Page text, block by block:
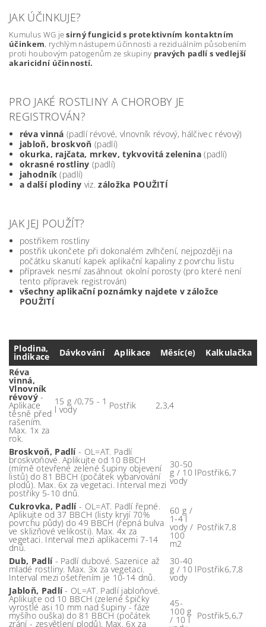
JAK ÚČINKUJE?
Kumulus WG jesirný fungicid s protektivním kontaktním
účinkem, rychlým nástupem účinnosti a reziduálním působením
proti houbovým patogenům ze skupiny pravých padlí s vedlejší
akaricidní účinností.
PRO JAKÉ ROSTLINY A CHOROBY JE
REGISTROVÁN?
réva vinná(padlí révové, vlnovník révový, hálčivec révový)
jabloň, broskvoň (padlí)
okurka, rajčata, mrkev, tykvovitá zelenina (padlí)
okrasné rostliny (padlí)
jahodník (padlí)
a další plodiny viz.záložka POUŽITÍ
JAK JEJ POUŽÍT?
postřikem rostliny
postřik ukončete při dokonalém zvlhčení, nejpozději na
počátku skanutí kapek aplikační kapaliny z povrchu listu
přípravek nesmí zasáhnout okolní porosty (pro které není
tento přípravek registrován)
všechny aplikační poznámky najdete v záložce
POUŽITÍ
Plodina,
indikace Dávkování Aplikace Měsíc(e)
Kalkulačka
Réva
vinná,
Vlnovník
révový-
Aplikace
těsně před
rašením.
Max. 1x za
rok.
15 g /0,75 - 1
l vody Postřik 2,3,4
Broskvoň, Padlí- OL=AT. Padlí
broskvoňové. Aplikujte od 10 BBCH
(mírně otevřené zelené šupiny objevení
listů) do 81 BBCH (počátek vybarvování
plodů). Max. 6x za vegetaci. Interval mezi
postřiky 5-10 dnů.
30-50
g / 10 l
vody
Postřik6,7
Cukrovka, Padlí- OL=AT. Padlí řepné.
Aplikujte od 37 BBCH (listy kryjí 70%
povrchu půdy) do 49 BBCH (řepná bulva
ve sklizňové velikosti). Max. 4x za
vegetaci. Interval mezi aplikacemi 7-14
dnů.
60 g /
1-4 l
vody /
100
m2
Postřik7,8
Dub, Padlí- Padlí dubové. Sazenice až
mladé rostliny. Max. 3x za vegetaci.
Interval mezi ošetřením je 10-14 dnů.
30-40
g / 10 l
vody
Postřik6,7,8
Jabloň, Padlí- OL=AT. Padlí jabloňové.
Aplikujte od 10 BBCH (zelené špičky
vyrostlé asi 10 mm nad šupiny - fáze
myšího ouška) do 81 BBCH (počátek
zrání - zesvětlení plodů). Max. 6x za
45-
100 g
/ 10 l Postřik5,6,7